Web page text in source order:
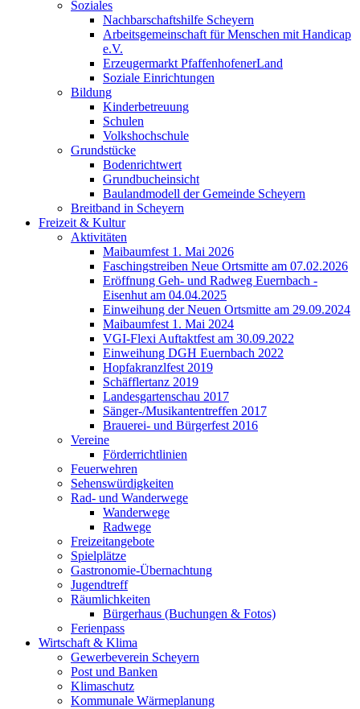
Soziales
Nachbarschaftshilfe Scheyern
Arbeitsgemeinschaft für Menschen mit Handicap
e.V.
Erzeugermarkt PfaffenhofenerLand
Soziale Einrichtungen
Bildung
Kinderbetreuung
Schulen
Volkshochschule
Grundstücke
Bodenrichtwert
Grundbucheinsicht
Baulandmodell der Gemeinde Scheyern
Breitband in Scheyern
Freizeit & Kultur
Aktivitäten
Maibaumfest 1. Mai 2026
Faschingstreiben Neue Ortsmitte am 07.02.2026
Eröffnung Geh- und Radweg Euernbach -
Eisenhut am 04.04.2025
Einweihung der Neuen Ortsmitte am 29.09.2024
Maibaumfest 1. Mai 2024
VGI-Flexi Auftaktfest am 30.09.2022
Einweihung DGH Euernbach 2022
Hopfakranzlfest 2019
Schäfflertanz 2019
Landesgartenschau 2017
Sänger-/Musikantentreffen 2017
Brauerei- und Bürgerfest 2016
Vereine
Förderrichtlinien
Feuerwehren
Sehenswürdigkeiten
Rad- und Wanderwege
Wanderwege
Radwege
Freizeitangebote
Spielplätze
Gastronomie-Übernachtung
Jugendtreff
Räumlichkeiten
Bürgerhaus (Buchungen & Fotos)
Ferienpass
Wirtschaft & Klima
Gewerbeverein Scheyern
Post und Banken
Klimaschutz
Kommunale Wärmeplanung